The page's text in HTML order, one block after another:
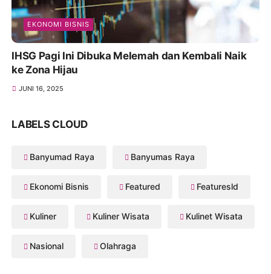
EKONOMI BISNIS
IHSG Pagi Ini Dibuka Melemah dan Kembali Naik
ke Zona Hijau
JUNI 16, 2025
LABELS CLOUD
Banyumad Raya Banyumas Raya
Ekonomi Bisnis Featured Featuresld
Kuliner Kuliner Wisata Kulinet Wisata
Nasional Olahraga